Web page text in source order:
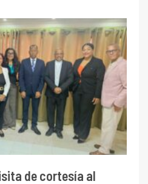
de cortesía al